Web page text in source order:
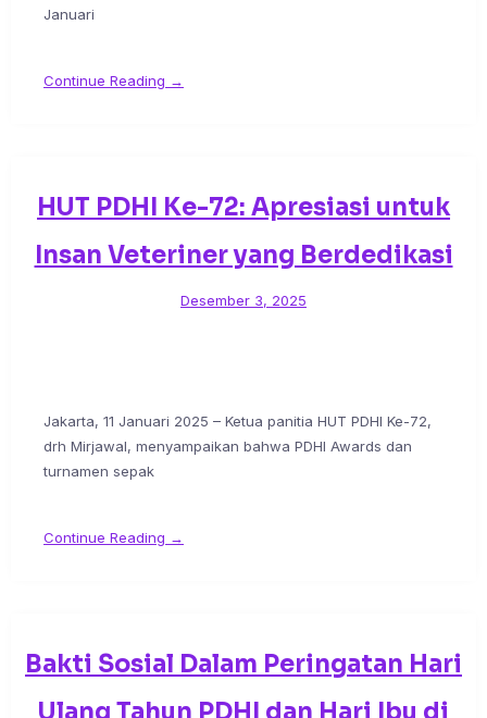
Januari
Continue Reading →
HUT PDHI Ke-72: Apresiasi untuk
Insan Veteriner yang Berdedikasi
Desember 3, 2025
Jakarta, 11 Januari 2025 – Ketua panitia HUT PDHI Ke-72,
drh Mirjawal, menyampaikan bahwa PDHI Awards dan
turnamen sepak
Continue Reading →
Bakti Sosial Dalam Peringatan Hari